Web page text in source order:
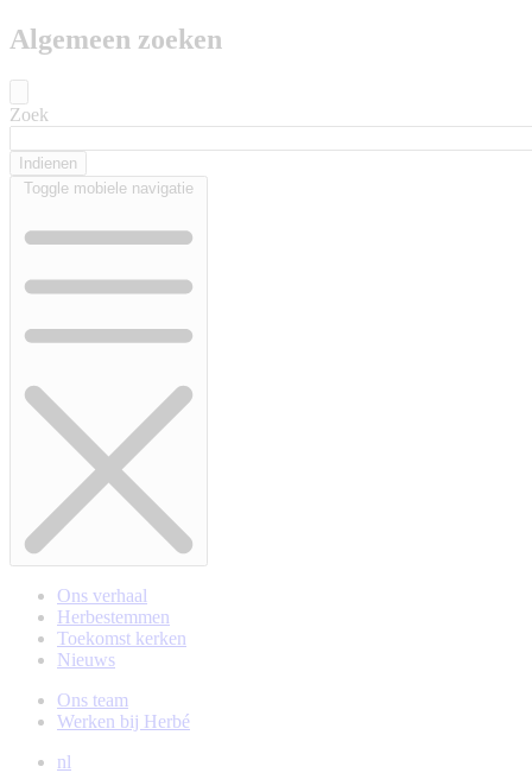
Algemeen zoeken
Zoek
Toggle mobiele navigatie
Ons verhaal
Herbestemmen
Toekomst kerken
Nieuws
Ons team
Werken bij Herbé
nl